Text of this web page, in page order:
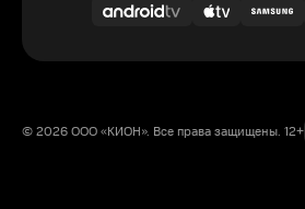
© 2026 ООО «КИОН». Все права защищены. 12+